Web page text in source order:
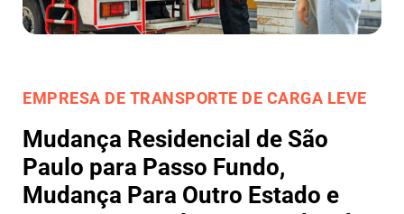
EMPRESA DE TRANSPORTE DE CARGA LEVE
Mudança Residencial de São
Paulo para Passo Fundo,
Mudança Para Outro Estado e